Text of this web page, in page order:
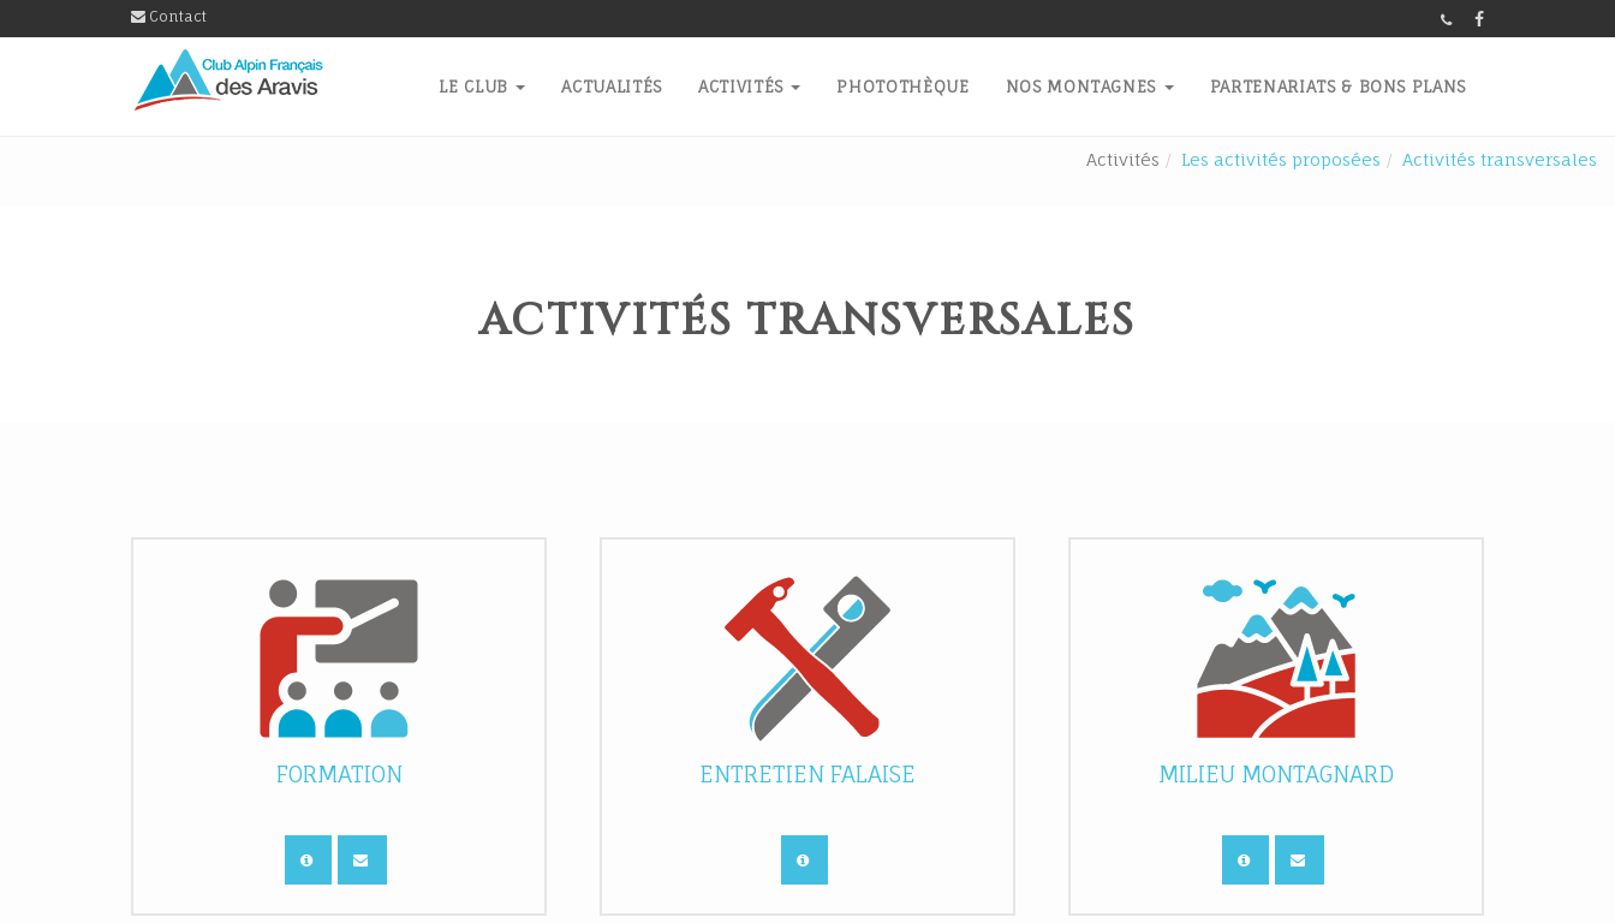
Contact
LE CLUB ACTUALITÉS ACTIVITÉS PHOTOTHÈQUE NOS MONTAGNES PARTENARIATS & BONS PLANS
Activités Les activités proposées Activités transversales
ACTIVITÉS TRANSVERSALES
FORMATION ENTRETIEN FALAISE MILIEU MONTAGNARD